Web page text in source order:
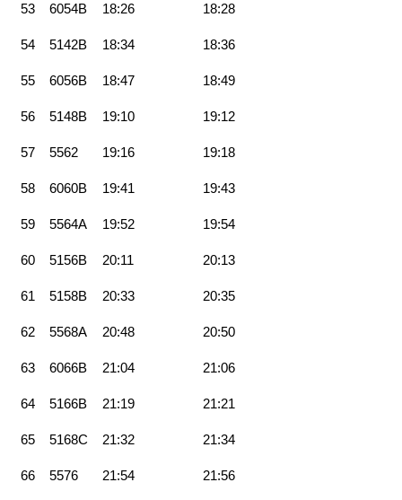
53 6054B 18:26 18:28
54 5142B 18:34 18:36
55 6056B 18:47 18:49
56 5148B 19:10 19:12
57 5562 19:16 19:18
58 6060B 19:41 19:43
59 5564A 19:52 19:54
60 5156B 20:11 20:13
61 5158B 20:33 20:35
62 5568A 20:48 20:50
63 6066B 21:04 21:06
64 5166B 21:19 21:21
65 5168C 21:32 21:34
66 5576 21:54 21:56